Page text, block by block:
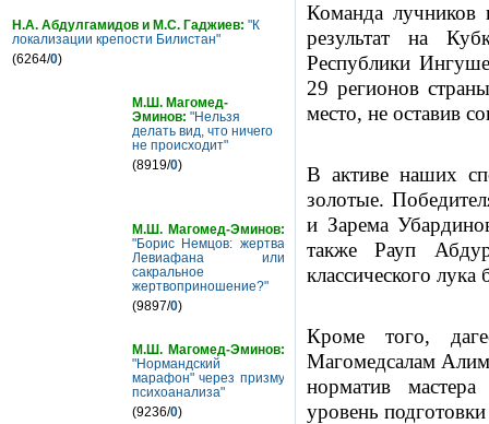
Команда лучников
результат на
Республики
29 регионов
место, не оставив
В активе наших
золотые.
и Зарема
также Рауп
классического лука
Кроме того,
Магомедсалам
норматив
уровень
Н.А. Абдулгамидов и М.С. Гаджиев: "К
локализации крепости Билистан"
(6264/0)
М.Ш. Магомед-
Эминов: "Нельзя
делать вид, что ничего
не происходит"
(8919/0)
М.Ш. Магомед-Эминов:
"Борис Немцов: жертва
Левиафана или
сакральное
жертвоприношение?"
(9897/0)
М.Ш. Магомед-Эминов:
"Нормандский
марафон" через призму
психоанализа"
(9236/0)